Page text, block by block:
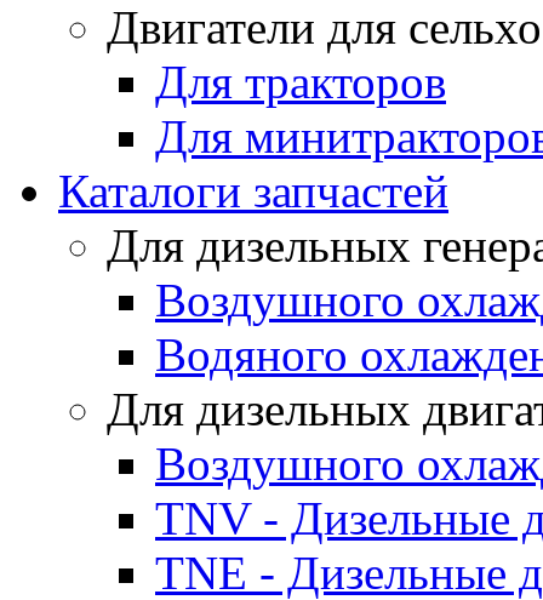
Двигатели для
Для тракторов
Для
Каталоги запчастей
Для дизельных
Воздушного
Водяного
Для дизельных
Воздушного
TNV - Дизельные
TNE - Дизельные